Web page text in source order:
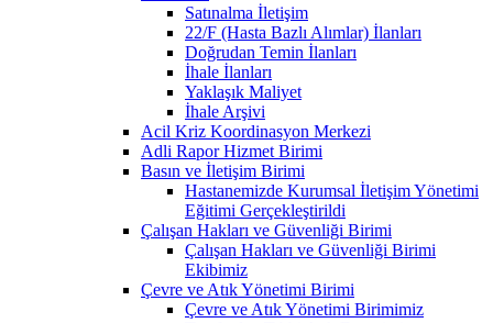
Satınalma İletişim
22/F (Hasta Bazlı Alımlar) İlanları
Doğrudan Temin İlanları
İhale İlanları
Yaklaşık Maliyet
İhale Arşivi
Acil Kriz Koordinasyon Merkezi
Adli Rapor Hizmet Birimi
Basın ve İletişim Birimi
Hastanemizde Kurumsal İletişim Yönetimi
Eğitimi Gerçekleştirildi
Çalışan Hakları ve Güvenliği Birimi
Çalışan Hakları ve Güvenliği Birimi
Ekibimiz
Çevre ve Atık Yönetimi Birimi
Çevre ve Atık Yönetimi Birimimiz